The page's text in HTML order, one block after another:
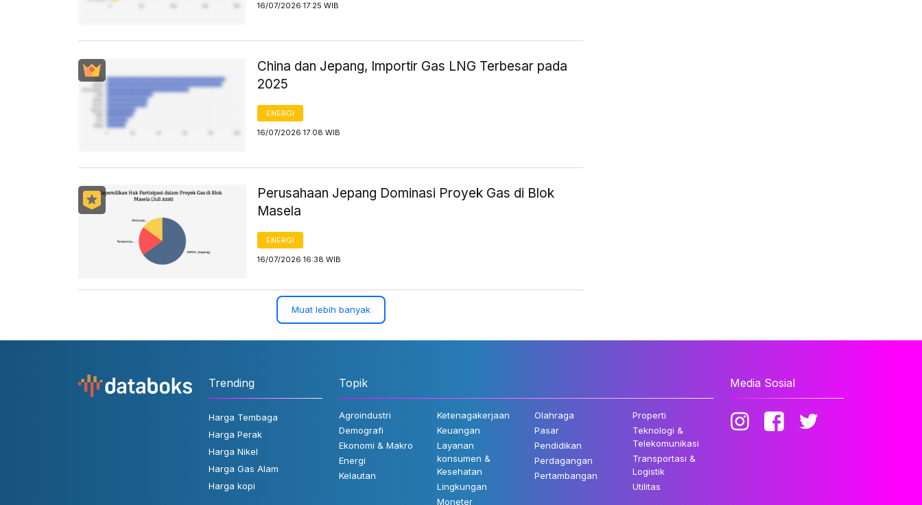
16/07/2026 17:25 WIB
China dan Jepang, Importir Gas LNG Terbesar pada
2025
ENERGI
16/07/2026 17:08 WIB
Perusahaan Jepang Dominasi Proyek Gas di Blok
Masela
ENERGI
16/07/2026 16:38 WIB
Muat lebih banyak
Trending
Harga Tembaga
Harga Perak
Harga Nikel
Harga Gas Alam
Harga kopi
Topik
Agroindustri
Demografi
Ekonomi & Makro
Energi
Kelautan
Ketenagakerjaan
Keuangan
Layanan
konsumen &
Kesehatan
Lingkungan
Moneter
Olahraga
Pasar
Pendidikan
Perdagangan
Pertambangan
Properti
Teknologi &
Telekomunikasi
Transportasi &
Logistik
Utilitas
Media Sosial